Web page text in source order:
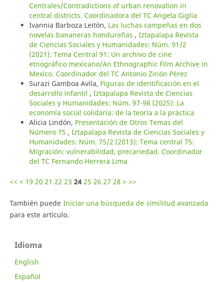
Centrales/Contradictions of urban renovation in
central districts. Coordinadora del TC Angela Giglia
Ivannia Barboza Leitón, Las luchas campeñas en dos
novelas bananeras hondureñas , Iztapalapa Revista
de Ciencias Sociales y Humanidades: Núm. 91/2
(2021): Tema Central 91: Un archivo de cine
etnográfico mexicano/An Ethnographic Film Archive in
Mexico. Coordinador del TC Antonio Zirión Pérez
Surazi Gamboa Avila, Figuras de identificación en el
desarrollo infantil , Iztapalapa Revista de Ciencias
Sociales y Humanidades: Núm. 97-98 (2025): La
economía social solidaria: de la teoría a la práctica
Alicia Lindón, Presentación de Otros Temas del
Número 75 , Iztapalapa Revista de Ciencias Sociales y
Humanidades: Núm. 75/2 (2013): Tema central 75:
Migración: vulnerabilidad, precariedad. Coordinador
del TC Fernando Herrera Lima
<< < 19 20 21 22 23 24 25 26 27 28 > >>
También puede Iniciar una búsqueda de similitud avanzada
para este artículo.
Idioma
English
Español